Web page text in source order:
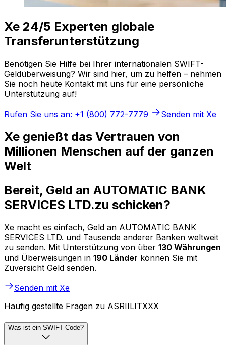
Xe 24/5 Experten globale
Transferunterstützung
Benötigen Sie Hilfe bei Ihrer internationalen SWIFT-
Geldüberweisung? Wir sind hier, um zu helfen – nehmen
Sie noch heute Kontakt mit uns für eine persönliche
Unterstützung auf!
Rufen Sie uns an: +1 (800) 772-7779
Senden mit Xe
Xe genießt das Vertrauen von
Millionen Menschen auf der ganzen
Welt
Bereit, Geld an AUTOMATIC BANK
SERVICES LTD.zu schicken?
Xe macht es einfach, Geld an AUTOMATIC BANK
SERVICES LTD. und Tausende anderer Banken weltweit
zu senden. Mit Unterstützung von über 130 Währungen
und Überweisungen in 190 Länder können Sie mit
Zuversicht Geld senden.
Senden mit Xe
Häufig gestellte Fragen zu ASRIILITXXX
Was ist ein SWIFT-Code?